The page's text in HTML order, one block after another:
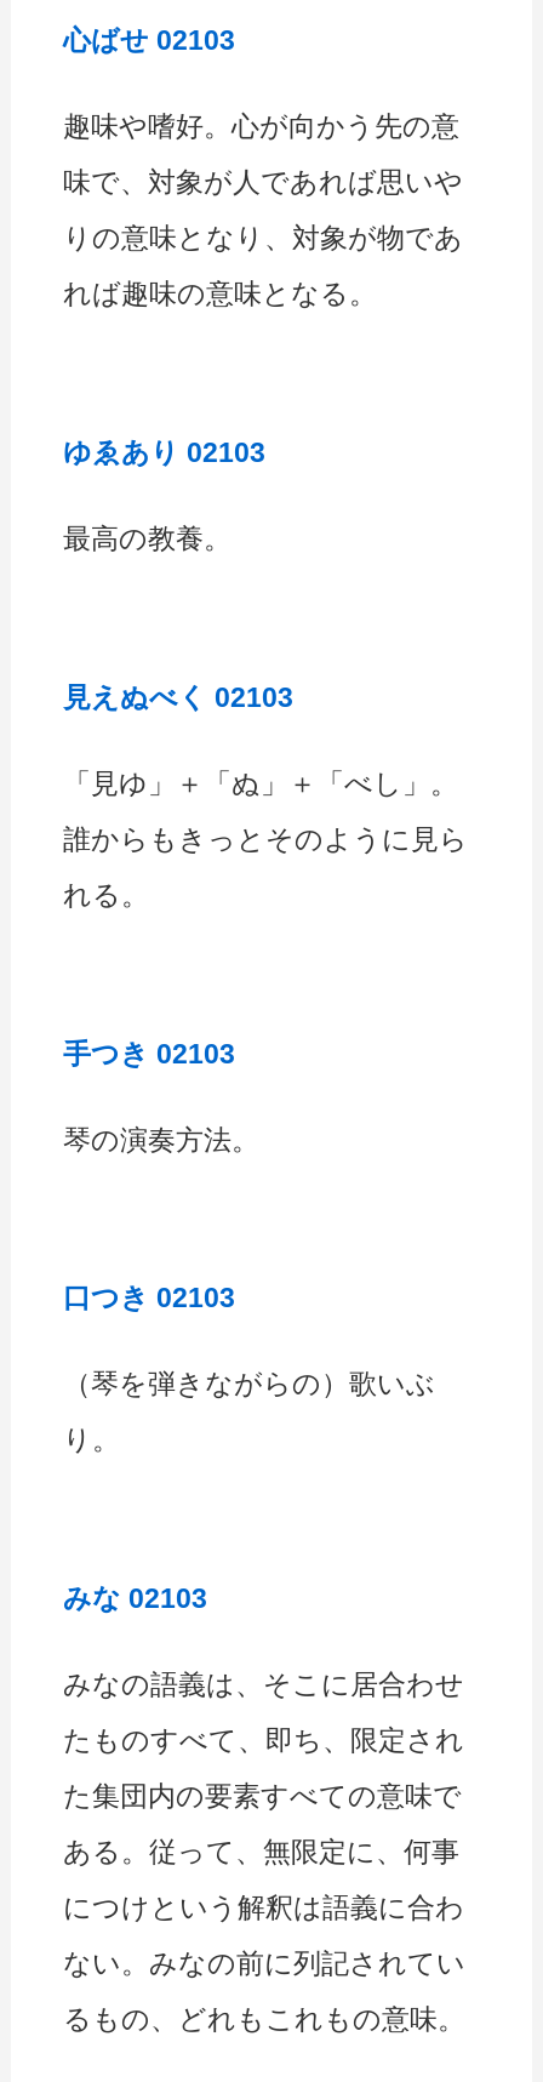
心ばせ 02103
趣味や嗜好。心が向かう先の意
味で、対象が人であれば思いや
りの意味となり、対象が物であ
れば趣味の意味となる。
ゆゑあり 02103
最高の教養。
見えぬべく 02103
「見ゆ」＋「ぬ」＋「べし」。
誰からもきっとそのように見ら
れる。
手つき 02103
琴の演奏方法。
口つき 02103
（琴を弾きながらの）歌いぶ
り。
みな 02103
みなの語義は、そこに居合わせ
たものすべて、即ち、限定され
た集団内の要素すべての意味で
ある。従って、無限定に、何事
につけという解釈は語義に合わ
ない。みなの前に列記されてい
るもの、どれもこれもの意味。